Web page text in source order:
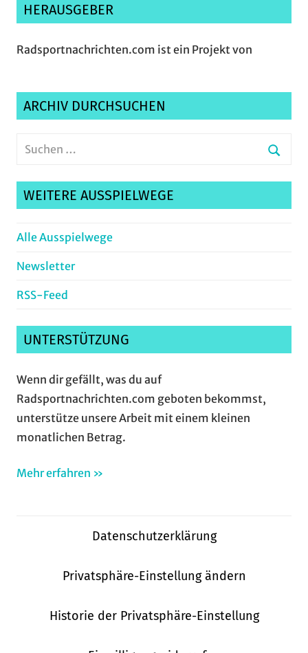
HERAUSGEBER
Radsportnachrichten.com ist ein Projekt von
ARCHIV DURCHSUCHEN
Suchen
WEITERE AUSSPIELWEGE
Alle Ausspielwege
Newsletter
RSS-Feed
UNTERSTÜTZUNG
Wenn dir gefällt, was du auf
Radsportnachrichten.com geboten bekommst,
unterstütze unsere Arbeit mit einem kleinen
monatlichen Betrag.
Mehr erfahren »
Datenschutzerklärung
Privatsphäre-Einstellung ändern
Historie der Privatsphäre-Einstellung